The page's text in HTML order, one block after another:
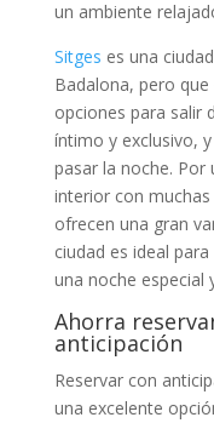
un ambiente
Sitges es una
Badalona, pero
opciones para salir
íntimo y exclusivo,
pasar la noche. Por
interior con
ofrecen una gran
ciudad es ideal
una noche especial
Ahorra
anticipación
Reservar con
una excelente